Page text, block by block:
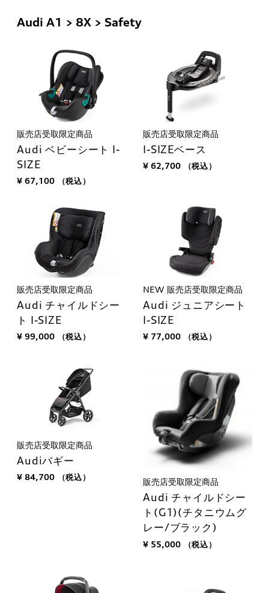
Audi A1 > 8X > Safety
販売店受取限定商品
Audi ベビーシート I-
SIZE
¥ 67,100 （税込）
販売店受取限定商品
I-SIZEベース
¥ 62,700 （税込）
販売店受取限定商品
Audi チャイルドシー
ト I-SIZE
¥ 99,000 （税込）
NEW 販売店受取限定商品
Audi ジュニアシート
I-SIZE
¥ 77,000 （税込）
販売店受取限定商品
Audiバギー
¥ 84,700 （税込） 販売店受取限定商品
Audi チャイルドシー
ト(G1)(チタニウムグ
レー/ブラック)
¥ 55,000 （税込）